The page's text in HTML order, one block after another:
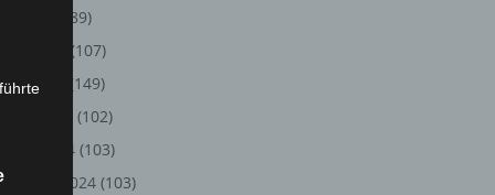
(89)
(107)
Mai 2024
(149)
(102)
März 2024 (103)
2024 (103)